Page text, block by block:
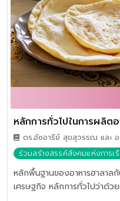
หลักการทั่วไปในการผลิต
ดร.อัซอารีย์ สุขสุวรรณ และ
ร่วมสร้างสรรค์สังคมแห่งการเ
หลักพื้นฐานของอาหารฮาลาล
เศรษฐกิจ หลักการทั่วไปว่าด้ว